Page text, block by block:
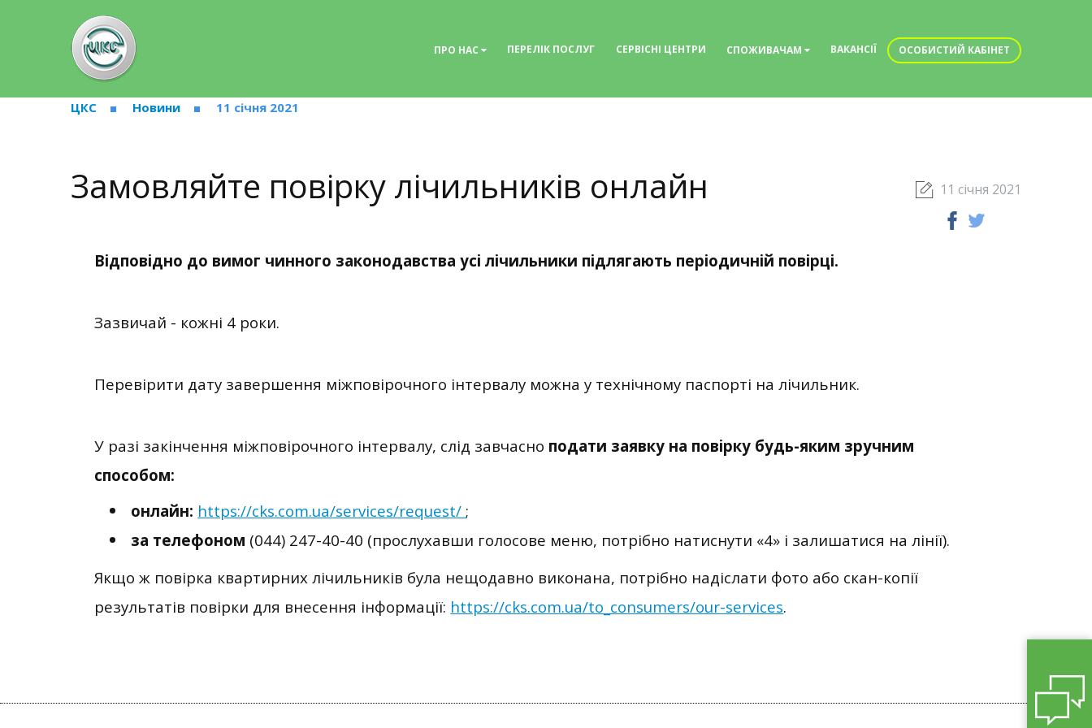
ПРО НАС ПЕРЕЛІК ПОСЛУГ СЕРВІСНІ ЦЕНТРИ СПОЖИВАЧАМ ВАКАНСІЇ ОСОБИСТИЙ КАБІНЕТ
ЦКС Новини 11 січня 2021
11 січня 2021
Замовляйте повірку лічильників онлайн
Відповідно до вимог чинного законодавства усі лічильники підлягають періодичній повірці.
Зазвичай - кожні 4 роки.
Перевірити дату завершення міжповірочного інтервалу можна у технічному паспорті на лічильник.
У разі закінчення міжповірочного інтервалу, слід завчасно подати заявку на повірку будь-яким зручним
способом:
онлайн: https://cks.com.ua/services/request/;
за телефоном (044) 247-40-40 (прослухавши голосове меню, потрібно натиснути «4» і залишатися на лінії).
Якщо ж повірка квартирних лічильників була нещодавно виконана, потрібно надіслати фото або скан-копії
результатів повірки для внесення інформації: https://cks.com.ua/to_consumers/our-services.